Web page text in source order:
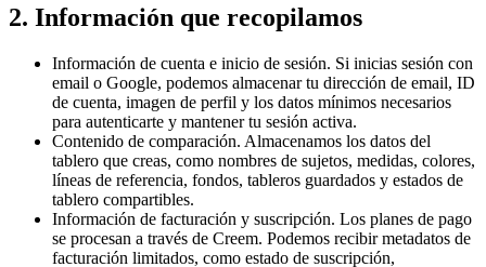
2. Información que recopilamos
Información de cuenta e inicio de sesión. Si inicias sesión con
email o Google, podemos almacenar tu dirección de email, ID
de cuenta, imagen de perfil y los datos mínimos necesarios
para autenticarte y mantener tu sesión activa.
Contenido de comparación. Almacenamos los datos del
tablero que creas, como nombres de sujetos, medidas, colores,
líneas de referencia, fondos, tableros guardados y estados de
tablero compartibles.
Información de facturación y suscripción. Los planes de pago
se procesan a través de Creem. Podemos recibir metadatos de
facturación limitados, como estado de suscripción,